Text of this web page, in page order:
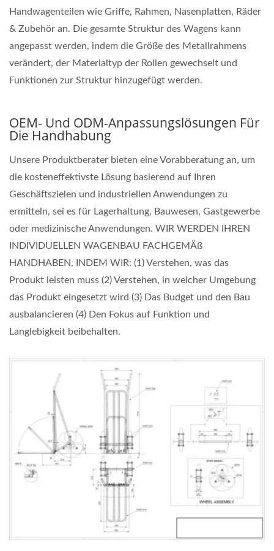
Handwagenteilen wie Griffe, Rahmen, Nasenplatten, Räder
& Zubehör an. Die gesamte Struktur des Wagens kann
angepasst werden, indem die Größe des Metallrahmens
verändert, der Materialtyp der Rollen gewechselt und
Funktionen zur Struktur hinzugefügt werden.
OEM- Und ODM-Anpassungslösungen Für
Die Handhabung
Unsere Produktberater bieten eine Vorabberatung an, um
die kosteneffektivste Lösung basierend auf Ihren
Geschäftszielen und industriellen Anwendungen zu
ermitteln, sei es für Lagerhaltung, Bauwesen, Gastgewerbe
oder medizinische Anwendungen. WIR WERDEN IHREN
INDIVIDUELLEN WAGENBAU FACHGEMÄß
HANDHABEN, INDEM WIR: (1) Verstehen, was das
Produkt leisten muss (2) Verstehen, in welcher Umgebung
das Produkt eingesetzt wird (3) Das Budget und den Bau
ausbalancieren (4) Den Fokus auf Funktion und
Langlebigkeit beibehalten.